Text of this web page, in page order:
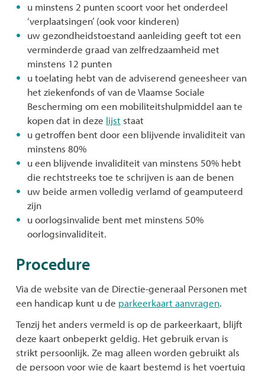
u minstens 2 punten scoort voor het onderdeel
‘verplaatsingen’ (ook voor kinderen)
uw gezondheidstoestand aanleiding geeft tot een
verminderde graad van zelfredzaamheid met
minstens 12 punten
u toelating hebt van de adviserend geneesheer van
het ziekenfonds of van de Vlaamse Sociale
Bescherming om een mobiliteitshulpmiddel aan te
kopen dat in deze lijst staat
u getroffen bent door een blijvende invaliditeit van
minstens 80%
u een blijvende invaliditeit van minstens 50% hebt
die rechtstreeks toe te schrijven is aan de benen
uw beide armen volledig verlamd of geamputeerd
zijn
u oorlogsinvalide bent met minstens 50%
oorlogsinvaliditeit.
Procedure
Via de website van de Directie-generaal Personen met
een handicap kunt u de parkeerkaart aanvragen.
Tenzij het anders vermeld is op de parkeerkaart, blijft
deze kaart onbeperkt geldig. Het gebruik ervan is
strikt persoonlijk. Ze mag alleen worden gebruikt als
de persoon voor wie de kaart bestemd is het voertuig